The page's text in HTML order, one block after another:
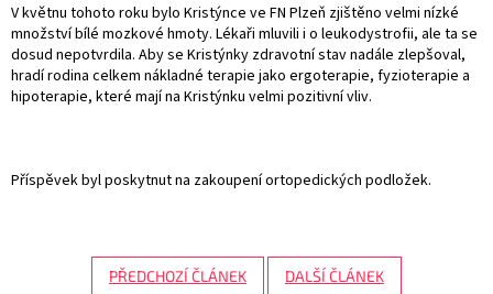
V květnu tohoto roku bylo Kristýnce ve FN Plzeň zjištěno velmi nízké
množství bílé mozkové hmoty. Lékaři mluvili i o leukodystrofii, ale ta se
dosud nepotvrdila. Aby se Kristýnky zdravotní stav nadále zlepšoval,
hradí rodina celkem nákladné terapie jako ergoterapie, fyzioterapie a
hipoterapie, které mají na Kristýnku velmi pozitivní vliv.
Příspěvek byl poskytnut na zakoupení ortopedických podložek.
PŘEDCHOZÍ ČLÁNEK DALŠÍ ČLÁNEK